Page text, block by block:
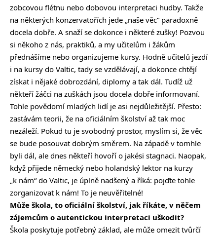
zobcovou flétnu nebo dobovou interpretaci hudby. Takže
na některých konzervatořích jede „naše věc“ paradoxně
docela dobře. A snaží se dokonce i některé zušky! Pozvou
si někoho z nás, praktiků, a my učitelům i žákům
přednášíme nebo organizujeme kursy. Hodně učitelů jezdí
i na kursy do Valtic, tady se vzdělávají, a dokonce chtějí
získat i nějaké dobrozdání, diplomy a tak dál. Tudíž už
někteří žáčci na zuškách jsou docela dobře informovaní.
Tohle povědomí mladých lidí je asi nejdůležitější. Přesto:
zastávám teorii, že na oficiálním školství až tak moc
nezáleží. Pokud tu je svobodný prostor, myslím si, že věc
se bude posouvat dobrým směrem. Na západě v tomhle
byli dál, ale dnes někteří hovoří o jakési stagnaci. Naopak,
když přijede německý nebo holandský lektor na kurzy
„k nám“ do Valtic, je úplně nadšený a říká: pojďte tohle
zorganizovat k nám! To je neuvěřitelné!
Může škola, to oficiální školství, jak říkáte, v něčem
zájemcům o autentickou interpretaci uškodit?
Škola poskytuje potřebný základ, ale může omezit tvůrčí